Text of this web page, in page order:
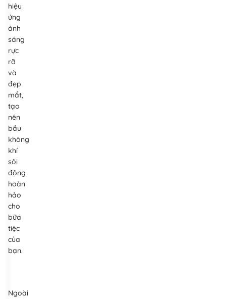
hiệu
ứng
ánh
sáng
rực
rỡ
và
đẹp
mắt,
tạo
nên
bầu
không
khí
sôi
động
hoàn
hảo
cho
bữa
tiệc
của
bạn.
Ngoài